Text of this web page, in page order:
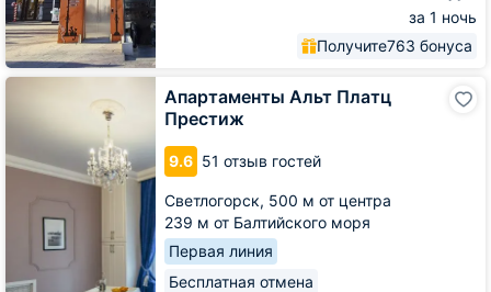
за 1 ночь
Получите763 бонуса
Апартаменты Альт Платц
Престиж
9.6 51 отзыв гостей
Светлогорск, 500 м от центра
239 м от Балтийского моря
Первая линия
Бесплатная отмена
Апартаменты
Престиж